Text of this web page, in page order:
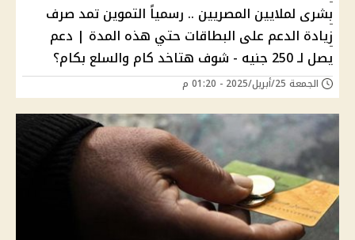
بشرى لملايين المصريين .. رسمياً التموين تمد صرف
زيادة الدعم على البطاقات حتي هذه المدة | دعم
يصل لـ 250 جنيه - شوف هتاخد كام والسلع بكام؟
الجمعة 25/أبريل/2025 - 01:20 م